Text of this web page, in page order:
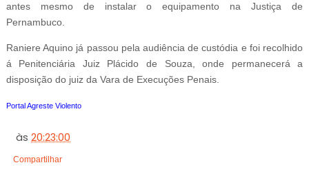
antes mesmo de instalar o equipamento na Justiça de
Pernambuco.
Raniere Aquino já passou pela audiência de custódia e foi recolhido
á Penitenciária Juiz Plácido de Souza, onde permanecerá a
disposição do juiz da Vara de Execuções Penais.
Portal Agreste Violento
às20:23:00
Compartilhar